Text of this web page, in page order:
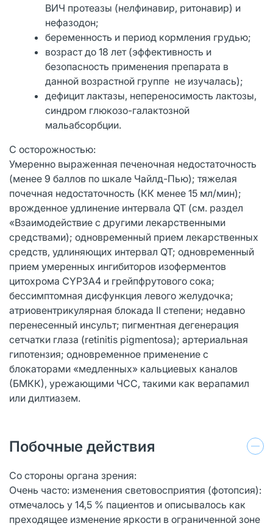
ВИЧ протеазы (нелфинавир, ритонавир) и
нефазодон;
беременность и период кормления грудью;
возраст до 18 лет (эффективность и
безопасность применения препарата в
данной возрастной группе не изучалась);
дефицит лактазы, непереносимость лактозы,
синдром глюкозо-галактозной
мальабсорбции.
С осторожностью:
Умеренно выраженная печеночная недостаточность
(менее 9 баллов по шкале Чайлд-Пью); тяжелая
почечная недостаточность (КК менее 15 мл/мин);
врожденное удлинение интервала QT (см. раздел
«Взаимодействие с другими лекарственными
средствами); одновременный прием лекарственных
средств, удлиняющих интервал QT; одновременный
прием умеренных ингибиторов изоферментов
цитохрома CYP3A4 и грейпфрутового сока;
бессимптомная дисфункция левого желудочка;
атриовентрикулярная блокада II степени; недавно
перенесенный инсульт; пигментная дегенерация
сетчатки глаза (retinitis pigmentosa); артериальная
гипотензия; одновременное применение с
блокаторами «медленных» кальциевых каналов
(БМКК), урежающими ЧСС, такими как верапамил
или дилтиазем.
Побочные действия
Со стороны органа зрения:
Очень часто: изменения световосприятия (фотопсия):
отмечалось у 14,5 % пациентов и описывалось как
преходящее изменение яркости в ограниченной зоне